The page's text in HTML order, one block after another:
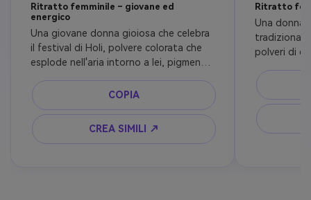
Ritratto femminile – giovane ed
energico
Una giovane donna gioiosa che celebra
il festival di Holi, polvere colorata che
esplode nell'aria intorno a lei, pigmenti
viso e kurta bianca, morbida luce solare
che filtra attraverso gli alberi, sorriso
sincero, movimento dinamico, strada
indiana all'aperto, folla festiva sfocata
COPIA
CREA SIMILI ↗
Ritratto
Una donna
polveri di
sciarpa,
festosa,